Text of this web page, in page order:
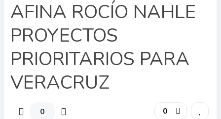
AFINA ROCÍO NAHLE
PROYECTOS
PRIORITARIOS PARA
VERACRUZ
0 0